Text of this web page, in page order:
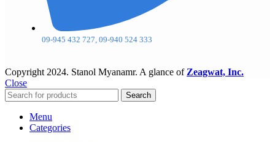
09-945 432 727, 09-940 524 333
Copyright 2024. Stanol Myanamr. A glance of Zeagwat, Inc.
Close
Search
Menu
Categories